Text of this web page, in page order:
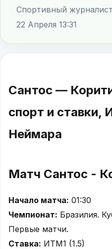
Спортивный журналист
22 Апреля 13:31
Сантос —
спорт и ставки,
Неймара
Матч Сантос -
Начало матча: 01:30
Чемпионат: Бразилия.
Первые матчи.
Ставка: ИТМ1 (1.5)